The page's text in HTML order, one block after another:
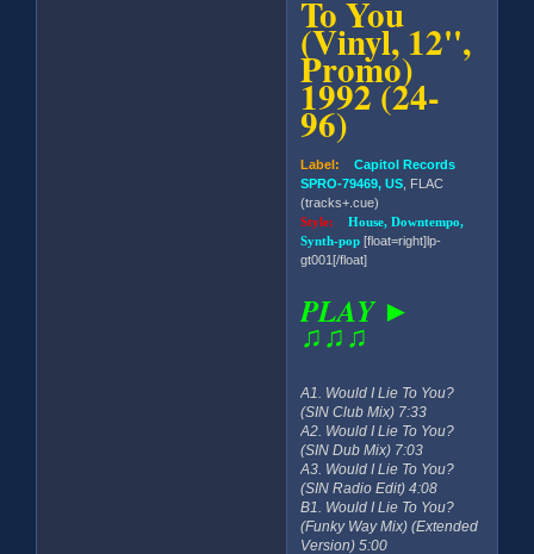
To You
(Vinyl, 12'',
Promo)
1992 (24-
96)
Label: Capitol Records
SPRO-79469, US , FLAC
(tracks+.cue)
Style:House, Downtempo,
Synth-pop[float=right]lp-
gt001[/float]
PLAY ►
♫♫♫
A1. Would I Lie To You?
(SIN Club Mix) 7:33
A2. Would I Lie To You?
(SIN Dub Mix) 7:03
A3. Would I Lie To You?
(SIN Radio Edit) 4:08
B1. Would I Lie To You?
(Funky Way Mix) (Extended
Version) 5:00